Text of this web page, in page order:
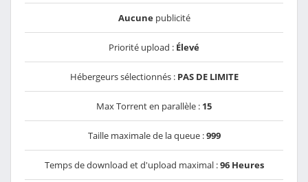
Aucunepublicité
Priorité upload : Élevé
Hébergeurs sélectionnés : PAS DE LIMITE
Max Torrent en parallèle : 15
Taille maximale de la queue :999
Temps de download et d'upload maximal :96 Heures